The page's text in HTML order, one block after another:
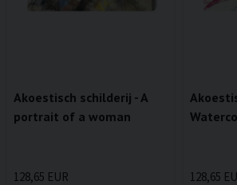
Akoestisch schilderij - A
portrait of a woman
128,65 EUR 128,65